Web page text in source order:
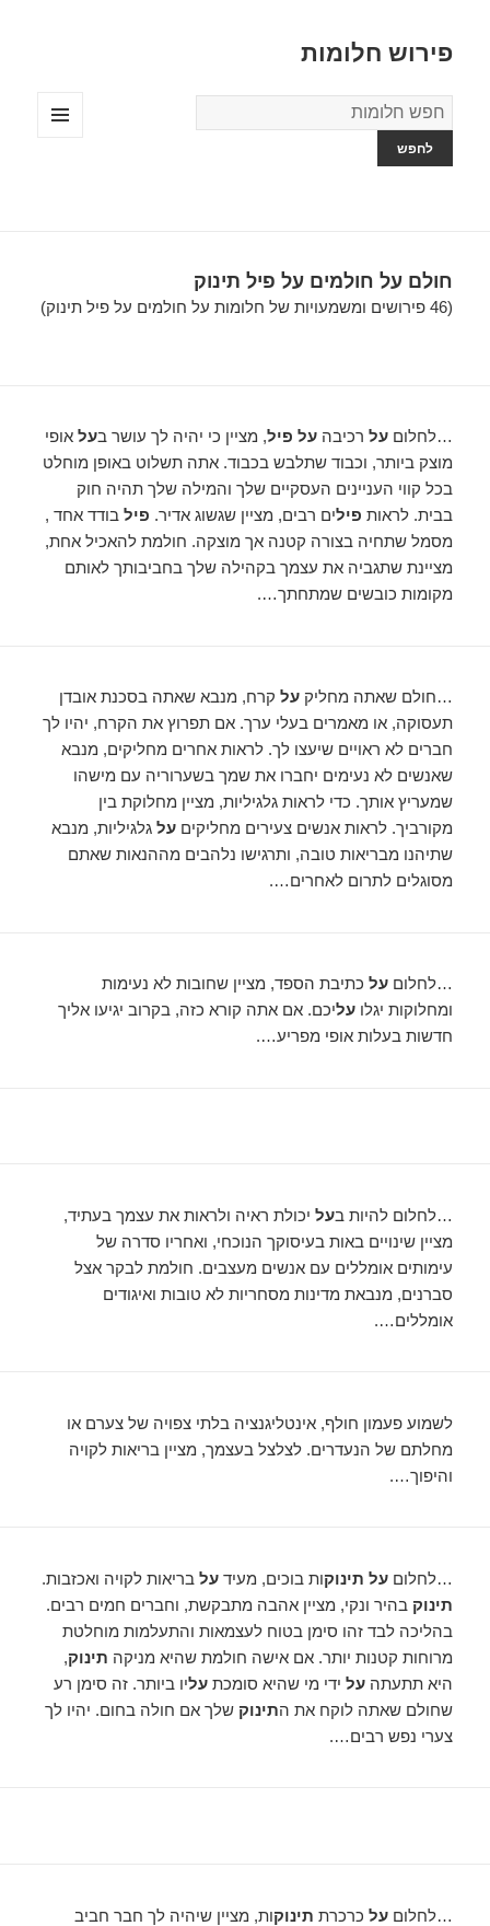
פירוש חלומות
מילון
החלומות
חולם על חולמים על פיל תינוק
(46 פירושים ומשמעויות של חלומות על חולמים על פיל תינוק)
…לחלוםעל רכיבהעל פיל, מציין כי יהיה לך עושר בעל אופי
מוצק ביותר, וכבוד שתלבש בכבוד. אתה תשלוט באופן מוחלט
בכל קווי העניינים העסקיים שלך והמילה שלך תהיה חוק
בבית. לראות פילים רבים, מציין שגשוג אדיר. פיל בודד אחד ,
מסמל שתחיה בצורה קטנה אך מוצקה. חולמת להאכיל אחת,
מציינת שתגביה את עצמך בקהילה שלך בחביבותך לאותם
מקומות כובשים שמתחתך….
…חולם שאתה מחליקעל קרח, מנבא שאתה בסכנת אובדן
תעסוקה, או מאמרים בעלי ערך. אם תפרוץ את הקרח, יהיו לך
חברים לא ראויים שיעצו לך. לראות אחרים מחליקים, מנבא
שאנשים לא נעימים יחברו את שמך בשערוריה עם מישהו
שמעריץ אותך. כדי לראות גלגיליות, מציין מחלוקת בין
מקורביך. לראות אנשים צעירים מחליקיםעל גלגיליות, מנבא
שתיהנו מבריאות טובה, ותרגישו נלהבים מההנאות שאתם
מסוגלים לתרום לאחרים….
…לחלוםעל כתיבת הספד, מציין שחובות לא נעימות
ומחלוקות יגלועליכם. אם אתה קורא כזה, בקרוב יגיעו אליך
חדשות בעלות אופי מפריע….
…לחלום להיות בעל יכולת ראיה ולראות את עצמך בעתיד,
מציין שינויים באות בעיסוקך הנוכחי, ואחריו סדרה של
עימותים אומללים עם אנשים מעצבים. חולמת לבקר אצל
סברנים, מנבאת מדינות מסחריות לא טובות ואיגודים
אומללים….
לשמוע פעמון חולף, אינטליגנציה בלתי צפויה של צערם או
מחלתם של הנעדרים. לצלצל בעצמך, מציין בריאות לקויה
והיפוך….
…לחלוםעל תינוקות בוכים, מעידעל בריאות לקויה ואכזבות.
תינוק בהיר ונקי, מציין אהבה מתבקשת, וחברים חמים רבים.
בהליכה לבד זהו סימן בטוח לעצמאות והתעלמות מוחלטת
מרוחות קטנות יותר. אם אישה חולמת שהיא מניקה תינוק,
היא תתעתהעל ידי מי שהיא סומכתעליו ביותר. זה סימן רע
שחולם שאתה לוקח את התינוק שלך אם חולה בחום. יהיו לך
צערי נפש רבים….
…לחלוםעל כרכרת תינוקות, מציין שיהיה לך חבר חביב